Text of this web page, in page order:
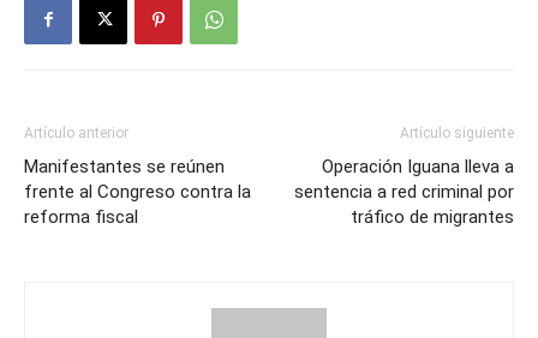
Artículo anterior
Manifestantes se reúnen
frente al Congreso contra la
reforma fiscal
Artículo siguiente
Operación Iguana lleva a
sentencia a red criminal por
tráfico de migrantes